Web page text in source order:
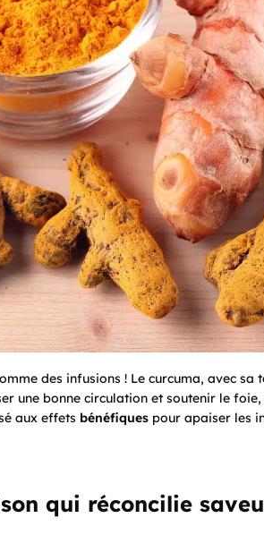
des infusions ! Le curcuma, avec
une bonne circulation et soutenir le
aux effets bénéfiques pour apaiser les
qui réconcilie